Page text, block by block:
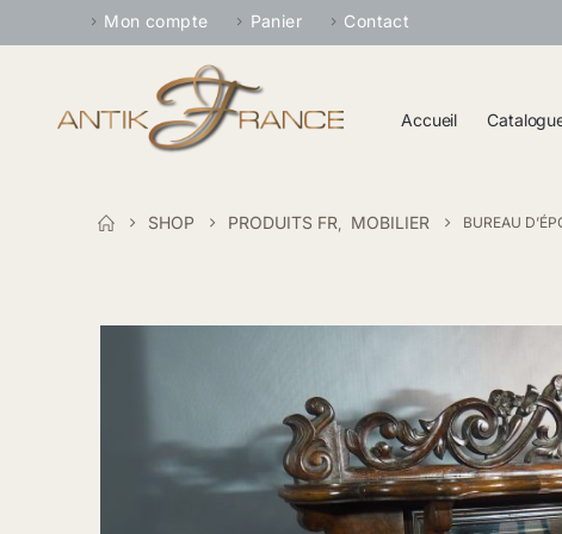
Mon compte Panier Contact
Accueil
SHOP PRODUITS FR, MOBILIER BUREAU